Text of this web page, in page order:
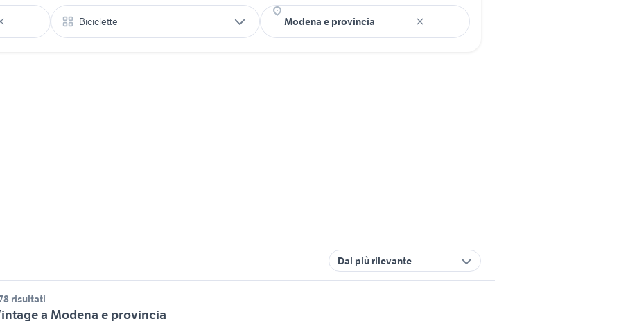
Biciclette
Dal più rilevante
risultati
a Modena e provincia